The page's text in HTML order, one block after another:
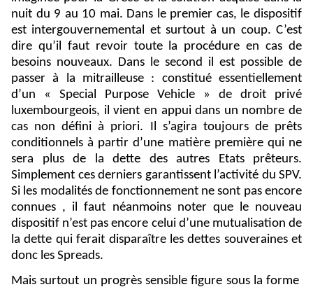
nuit du 9 au 10 mai. Dans le premier cas, le dispositif
est intergouvernemental et surtout à un coup. C’est
dire qu’il faut revoir toute la procédure en cas de
besoins nouveaux. Dans le second il est possible de
passer à la mitrailleuse : constitué essentiellement
d’un « Special Purpose Vehicle » de droit privé
luxembourgeois, il vient en appui dans un nombre de
cas non défini à priori. Il s’agira toujours de prêts
conditionnels à partir d’une matière première qui ne
sera plus de la dette des autres Etats prêteurs.
Simplement ces derniers garantissent l’activité du SPV.
Si les modalités de fonctionnement ne sont pas encore
connues , il faut néanmoins noter que le nouveau
dispositif n’est pas encore celui d’une mutualisation de
la dette qui ferait disparaître les dettes souveraines et
donc les Spreads.
Mais surtout un progrès sensible figure sous la forme